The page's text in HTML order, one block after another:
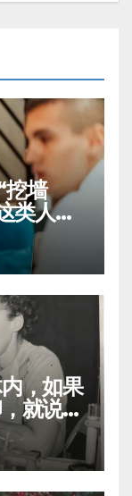
挖墙
类人都
，如果
就说明